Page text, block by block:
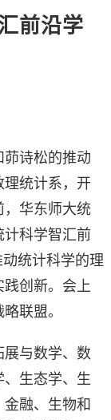
前沿学
茆诗松的推动
理统计系，开
，华东师大统
科学智汇前
统计科学的理
创新。会上
联盟。
与数学、数
生态学、生
融、生物和